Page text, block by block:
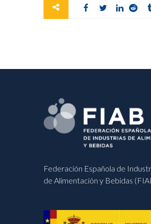
Federación Española de
de Alimentación y Bebidas